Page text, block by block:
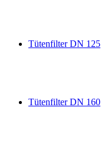
Tütenfilter DN 125
Tütenfilter DN 160